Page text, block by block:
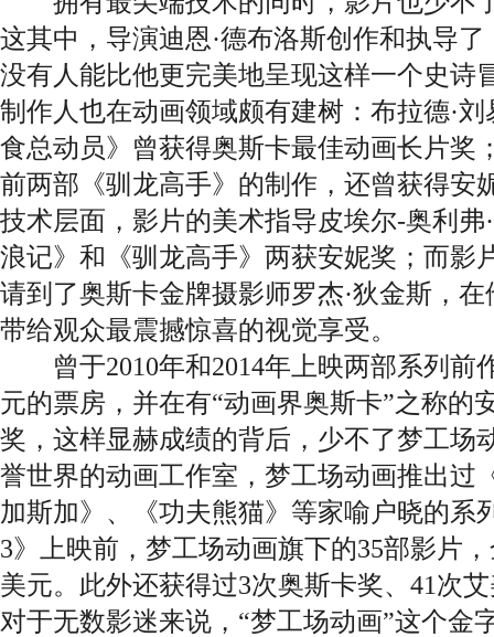
这其中，导演迪恩·德布洛斯创作和执导
没有人能比他更完美地呈现这样一个史诗
制作人也在动画领域颇有建树：布拉德·
食总动员》曾获得奥斯卡最佳动画长片奖
前两部《驯龙高手》的制作，还曾获得安
技术层面，影片的美术指导皮埃尔-奥利弗
浪记》和《驯龙高手》两获安妮奖；而影
请到了奥斯卡金牌摄影师罗杰·狄金斯，
带给观众最震撼惊喜的视觉享受。
曾于2010年和2014年上映两部系列前
元的票房，并在有“动画界奥斯卡”之称的
奖，这样显赫成绩的背后，少不了梦工场
誉世界的动画工作室，梦工场动画推出过
加斯加》、《功夫熊猫》等家喻户晓的系
3》上映前，梦工场动画旗下的35部影片
美元。此外还获得过3次奥斯卡奖、41次
对于无数影迷来说，“梦工场动画”这个金